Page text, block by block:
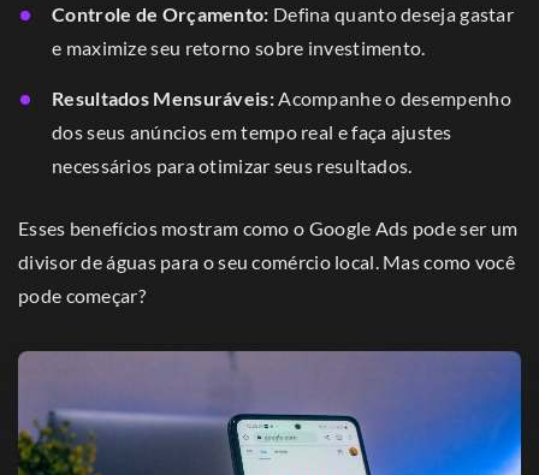
Controle de Orçamento: Defina quanto deseja gastar
e maximize seu retorno sobre investimento.
Resultados Mensuráveis:Acompanhe o desempenho
dos seus anúncios em tempo real e faça ajustes
necessários para otimizar seus resultados.
Esses benefícios mostram como o Google Ads pode ser um
divisor de águas para o seu comércio local. Mas como você
pode começar?